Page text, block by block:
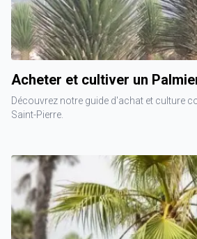
Acheter et cultiver un
Découvrez notre guide d'achat et culture
Saint-Pierre.